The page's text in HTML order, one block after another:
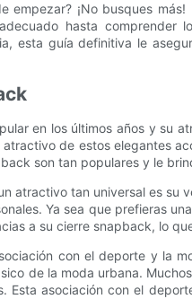
¡No busques
hasta
esta guía definitiva le
en los últimos años y su
de estos elegantes
son tan populares y le
atractivo tan universal es
Ya sea que prefieras
a su cierre snapback, lo
con el deporte y la
de la moda urbana.
asociación con el